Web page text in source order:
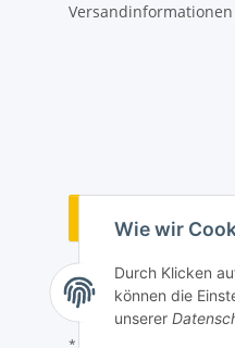
Wie wir
Durch Klicken
können die
unserer
Versandinformationen
Vertrag
* Alle Preise inkl.